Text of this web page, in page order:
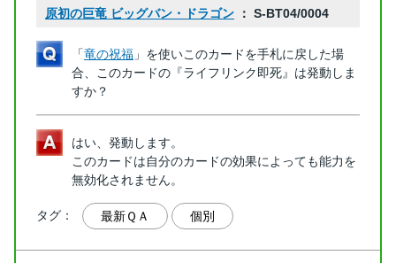
原初の巨竜 ビッグバン・ドラゴン ： S-BT04/0004
「竜の祝福 」を使いこのカードを手札に戻した場
合、このカードの『ライフリンク即死』は発動しま
すか？
はい、発動します。
このカードは自分のカードの効果によっても能力を
無効化されません。
タグ： 最新ＱＡ 個別